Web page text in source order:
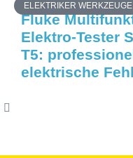
ELEKTRIKER WERKZEUGE
Fluke
Elektro-Tester
T5:
elektrische